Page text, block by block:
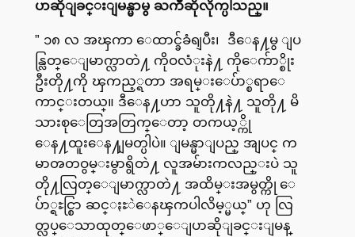
ပာဆိုျခင္းျမန္မာမွ ႀကိဳဆိုလိုက္ပါသည္။
” ၁၈ လ အၾကာ ေထာင္ခ်ခံရျပီး၊ ဒီေန႔မွ ျပ
န္လြတ္ေျမာက္လာတဲ႔ ကိုဝလံုးနဲ႔ ကိုေက်ာ္စိုး
ဦးတို႔ကို ၾကည့္ရတာ အရမ္းေပ်ာ္စရာေ
ကာင္းတယ္။ ဒီေန႔ဟာ သူတို႔နဲ႔ သူတို႔ မိ
သားစုေတြအတြက္ေတာ့ တကယ့္ကို
ေန႔ထူးေန႔ျမတ္ပါပဲ။ ျမန္မာျပည္ အျပင္ က
မာၻတဝွမ္းမွာရွိတဲ႔ လူအမ်ားကလည္းပဲ သူ
တို႔လြတ္ေျမာက္လာတဲ႔ အထိမ္းအမွတ္ကို ေ
ပ်ာ္ရႊင္စြာ ဆင္ႏႊဲေနၾကပါလိမ့္မယ္” ဟု လြ
တ္လပ္ေသာထုတ္ေဖာ္ေျပာဆိုျခင္းျမန္